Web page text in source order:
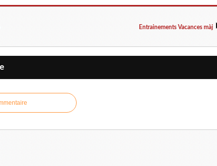
Entrainements Vacances màj